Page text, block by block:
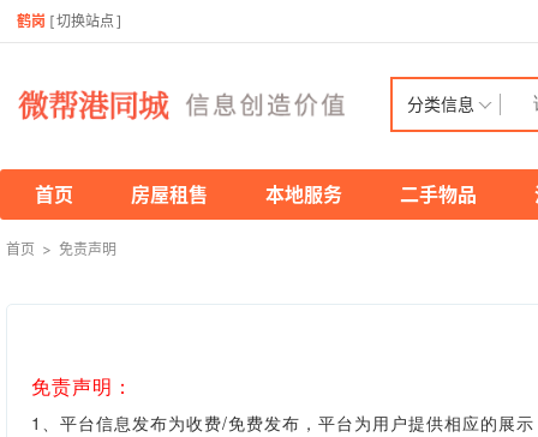
鹤岗 [切换站点 ]
分类信息
首页 房屋租售 本地服务 二手物品
首页 > 免责声明
免责声明：
1、平台信息发布为收费/免费发布，平台为用户提供相应的展